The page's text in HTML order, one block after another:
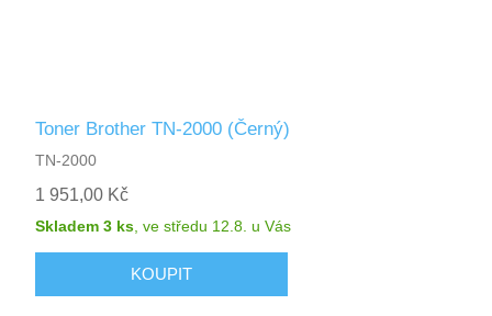
Toner Brother TN-2000 (Černý)
TN-2000
1 951,00 Kč
Skladem 3 ks ,ve středu 12.8. u Vás